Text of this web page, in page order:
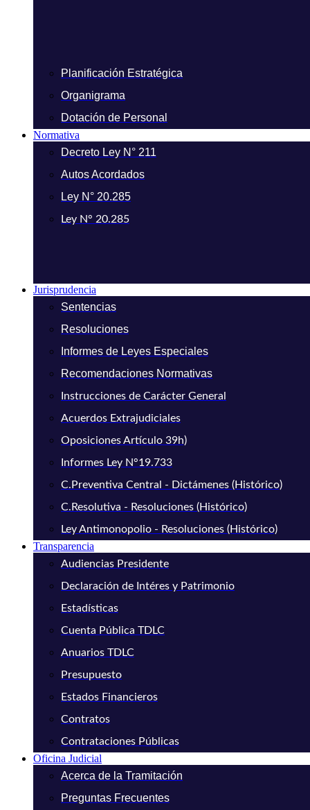
Planificación Estratégica
Organigrama
Dotación de Personal
Normativa
Decreto Ley N° 211
Autos Acordados
Ley N° 20.285
Ley N° 20.285
Jurisprudencia
Sentencias
Resoluciones
Informes de Leyes Especiales
Recomendaciones Normativas
Instrucciones de Carácter General
Acuerdos Extrajudiciales
Oposiciones Artículo 39h)
Informes Ley N°19.733
C.Preventiva Central - Dictámenes (Histórico)
C.Resolutiva - Resoluciones (Histórico)
Ley Antimonopolio - Resoluciones (Histórico)
Transparencia
Audiencias Presidente
Declaración de Intéres y Patrimonio
Estadísticas
Cuenta Pública TDLC
Anuarios TDLC
Presupuesto
Estados Financieros
Contratos
Contrataciones Públicas
Oficina Judicial
Acerca de la Tramitación
Preguntas Frecuentes